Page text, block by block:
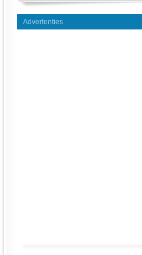
Advertenties